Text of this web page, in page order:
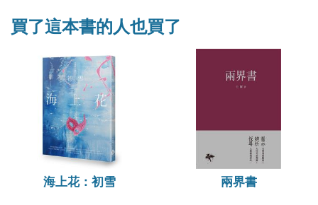
買了這本書的人也買了
海上花：初雪 兩界書